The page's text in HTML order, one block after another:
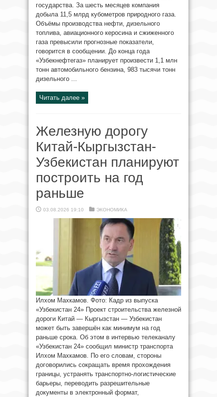
государства. За шесть месяцев компания
добыла 11,5 млрд кубометров природного газа.
Объёмы производства нефти, дизельного
топлива, авиационного керосина и сжиженного
газа превысили прогнозные показатели,
говорится в сообщении. До конца года
«Узбекнефтегаз» планирует произвести 1,1 млн
тонн автомобильного бензина, 983 тысячи тонн
дизельного ...
Читать далее »
Железную дорогу
Китай-Кыргызстан-
Узбекистан планируют
построить на год
раньше
03.08.2026 19:10 ЭКОНОМИКА
Илхом Махкамов. Фото: Кадр из выпуска
«Узбекистан 24» Проект строительства железной
дороги Китай — Кыргызстан — Узбекистан
может быть завершён как минимум на год
раньше срока. Об этом в интервью телеканалу
«Узбекистан 24» сообщил министр транспорта
Илхом Махкамов. По его словам, стороны
договорились сокращать время прохождения
границы, устранять транспортно-логистические
барьеры, переводить разрешительные
документы в электронный формат,